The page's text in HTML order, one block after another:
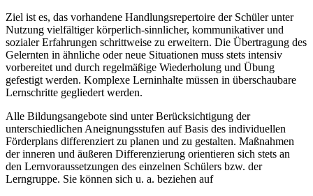
Ziel ist es, das vorhandene Handlungsrepertoire der Schüler unter
Nutzung vielfältiger körperlich-sinnlicher, kommunikativer und
sozialer Erfahrungen schrittweise zu erweitern. Die Übertragung des
Gelernten in ähnliche oder neue Situationen muss stets intensiv
vorbereitet und durch regelmäßige Wiederholung und Übung
gefestigt werden. Komplexe Lerninhalte müssen in überschaubare
Lernschritte gegliedert werden.
Alle Bildungsangebote sind unter Berücksichtigung der
unterschiedlichen Aneignungsstufen auf Basis des individuellen
Förderplans differenziert zu planen und zu gestalten. Maßnahmen
der inneren und äußeren Differenzierung orientieren sich stets an
den Lernvoraussetzungen des einzelnen Schülers bzw. der
Lerngruppe. Sie können sich u. a. beziehen auf